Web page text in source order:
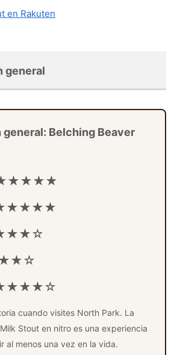
en Rakuten
general
general: Belching Beaver
cuando visites North Park. La
Stout en nitro es una experiencia
al menos una vez en la vida.